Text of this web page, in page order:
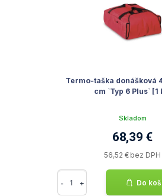
Termo-taška donášková
cm `Typ 6 Plus` [1
Skladom
68,39 €
56,52 € bez DPH
- + Do